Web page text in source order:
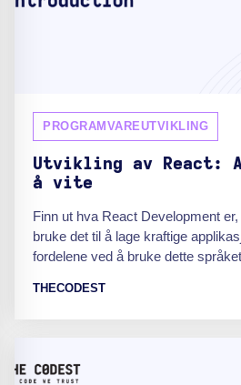
PROGRAMVAREUTVIKLING
Utvikling av React:
å vite
Finn ut hva React Development
bruke det til å lage kraftige
fordelene ved å bruke dette
THECODEST